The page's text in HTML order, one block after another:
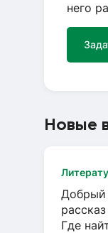
него
Новые
Добрый
Где